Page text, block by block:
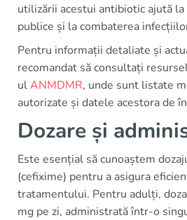
utilizării acestui antibiotic ajută
publice și la combaterea
Pentru informații detaliate și
recomandat să consultați
ulANMDMR, unde sunt listate
autorizate și datele acestora de
Dozare și
Este esențial să cunoaștem
(cefixime) pentru a asigura
tratamentului. Pentru adulți,
mg pe zi, administrată într-o